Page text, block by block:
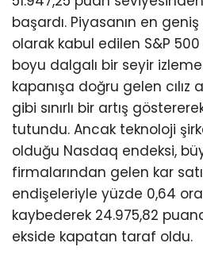
başardı. Piyasanın en
olarak kabul edilen S&P
boyu dalgalı bir seyir
kapanışa doğru gelen cılız
gibi sınırlı bir artış
tutundu. Ancak teknoloji
olduğu Nasdaq endeksi,
firmalarından gelen kar
endişeleriyle yüzde 0,64
kaybederek 24.975,82
ekside kapatan taraf oldu.